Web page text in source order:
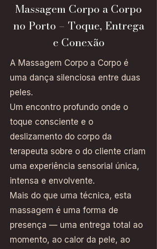
Massagem Corpo a Corpo
no Porto – Toque, Entrega
e Conexão
A Massagem Corpo a Corpo é
uma dança silenciosa entre duas
peles.
Um encontro profundo onde o
toque consciente e o
deslizamento do corpo da
terapeuta sobre o do cliente criam
uma experiência sensorial única,
intensa e envolvente.
Mais do que uma técnica, esta
massagem é uma forma de
presença — uma entrega total ao
momento, ao calor da pele, ao